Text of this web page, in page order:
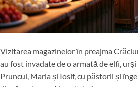
Vizitarea magazinelor în preajma
au fost invadate de o armată de elfi,
Pruncul, Maria și Iosif, cu păstorii și